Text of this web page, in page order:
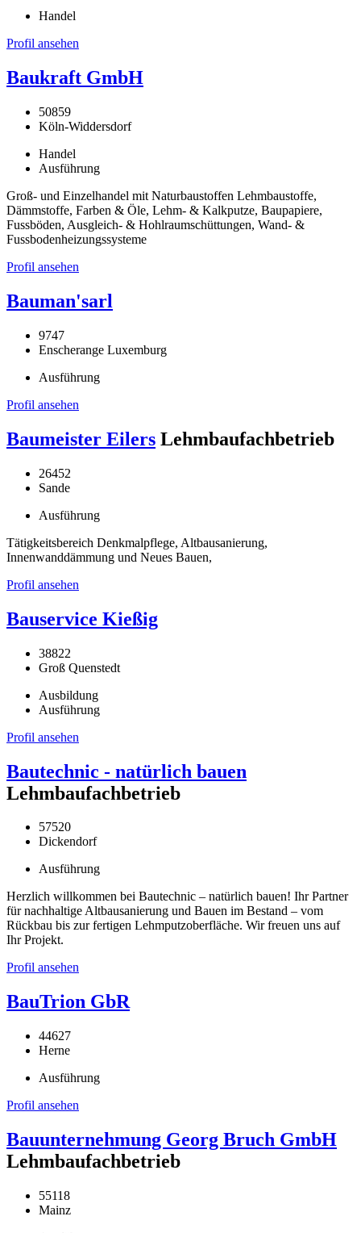
Handel
Profil ansehen
Baukraft GmbH
50859
Köln-Widdersdorf
Handel
Ausführung
Groß- und Einzelhandel mit Naturbaustoffen Lehmbaustoffe,
Dämmstoffe, Farben & Öle, Lehm- & Kalkputze, Baupapiere,
Fussböden, Ausgleich- & Hohlraumschüttungen, Wand- &
Fussbodenheizungssysteme
Profil ansehen
Bauman'sarl
9747
Enscherange Luxemburg
Ausführung
Profil ansehen
Baumeister Eilers Lehmbaufachbetrieb
26452
Sande
Ausführung
Tätigkeitsbereich Denkmalpflege, Altbausanierung,
Innenwanddämmung und Neues Bauen,
Profil ansehen
Bauservice Kießig
38822
Groß Quenstedt
Ausbildung
Ausführung
Profil ansehen
Bautechnic - natürlich bauen
Lehmbaufachbetrieb
57520
Dickendorf
Ausführung
Herzlich willkommen bei Bautechnic – natürlich bauen! Ihr Partner
für nachhaltige Altbausanierung und Bauen im Bestand – vom
Rückbau bis zur fertigen Lehmputzoberfläche. Wir freuen uns auf
Ihr Projekt.
Profil ansehen
BauTrion GbR
44627
Herne
Ausführung
Profil ansehen
Bauunternehmung Georg Bruch GmbH
Lehmbaufachbetrieb
55118
Mainz